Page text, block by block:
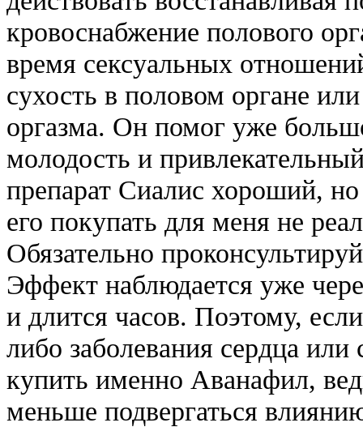
кровоснабжение полового
время сексуальных
сухость в половом органе
оргазма. Он помог уже
молодость и
препарат Сиалис хороший,
его покупать для меня не
Обязательно
Эффект наблюдается уже
и длится часов. Поэтому,
либо заболевания сердца
купить именно Аванафил,
меньше подвергаться